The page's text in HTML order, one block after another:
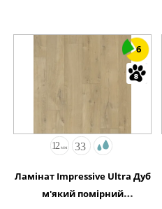
6
Ламінат Impressive Ultra Дуб
м'який помірний